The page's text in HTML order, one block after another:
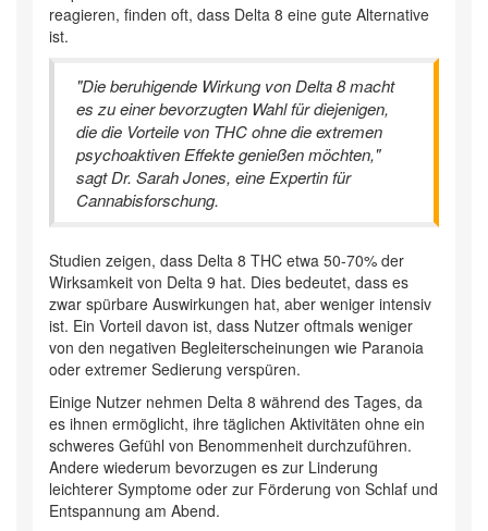
reagieren, finden oft, dass Delta 8 eine gute Alternative
ist.
"Die beruhigende Wirkung von Delta 8 macht
es zu einer bevorzugten Wahl für diejenigen,
die die Vorteile von THC ohne die extremen
psychoaktiven Effekte genießen möchten,"
sagt Dr. Sarah Jones, eine Expertin für
Cannabisforschung.
Studien zeigen, dass Delta 8 THC etwa 50-70% der
Wirksamkeit von Delta 9 hat. Dies bedeutet, dass es
zwar spürbare Auswirkungen hat, aber weniger intensiv
ist. Ein Vorteil davon ist, dass Nutzer oftmals weniger
von den negativen Begleiterscheinungen wie Paranoia
oder extremer Sedierung verspüren.
Einige Nutzer nehmen Delta 8 während des Tages, da
es ihnen ermöglicht, ihre täglichen Aktivitäten ohne ein
schweres Gefühl von Benommenheit durchzuführen.
Andere wiederum bevorzugen es zur Linderung
leichterer Symptome oder zur Förderung von Schlaf und
Entspannung am Abend.